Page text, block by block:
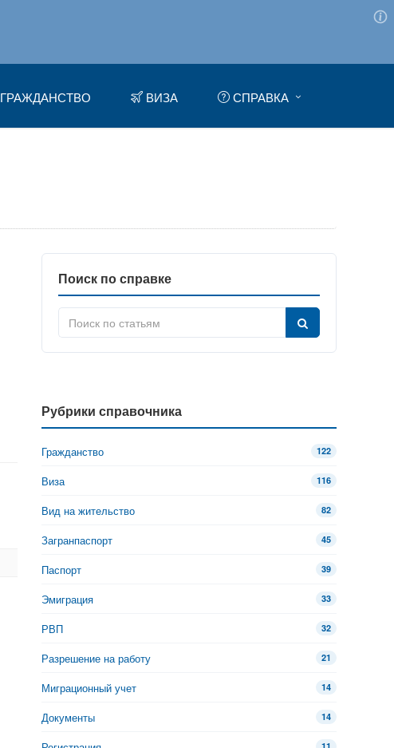
ГРАЖДАНСТВО ВИЗА СПРАВКА
Поиск по справке
Рубрики справочника
Гражданство 122
Виза 116
Вид на жительство 82
Загранпаспорт 45
Паспорт 39
Эмиграция 33
РВП 32
Разрешение на работу 21
Миграционный учет 14
Документы 14